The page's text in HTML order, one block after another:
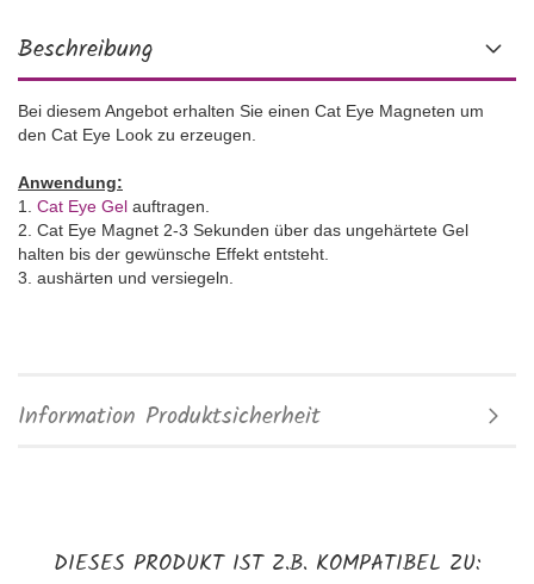
Beschreibung
Bei diesem Angebot erhalten Sie einen Cat Eye Magneten um
den Cat Eye Look zu erzeugen.
Anwendung:
1. Cat Eye Gel auftragen.
2. Cat Eye Magnet 2-3 Sekunden über das ungehärtete Gel
halten bis der gewünsche Effekt entsteht.
3. aushärten und versiegeln.
Information Produktsicherheit
DIESES PRODUKT IST Z.B. KOMPATIBEL ZU: